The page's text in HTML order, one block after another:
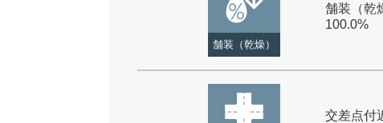
舗装（乾燥）
舗装（乾
100.0%
交差点付